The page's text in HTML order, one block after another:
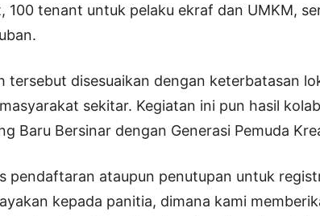
100 tenant untuk pelaku ekraf dan UMKM,
tersebut disesuaikan dengan keterbatasan
sekitar. Kegiatan ini pun hasil
Baru Bersinar dengan Generasi Pemuda
pendaftaran ataupun penutupan untuk
kepada panitia, dimana kami